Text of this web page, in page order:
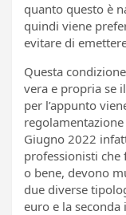
quanto questo è
quindi viene
evitare di
Questa
vera e propria se
per l’appunto
Giugno 2022
professionisti
o bene, devono
due diverse
euro e la seconda